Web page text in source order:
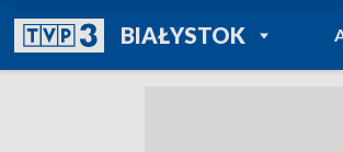
BIAŁYSTOKPOWRÓT DO
TVP REGIONY